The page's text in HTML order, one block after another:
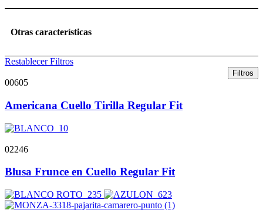
Otras características
Restablecer Filtros
Filtros
00605
Americana Cuello Tirilla Regular Fit
02246
Blusa Frunce en Cuello Regular Fit